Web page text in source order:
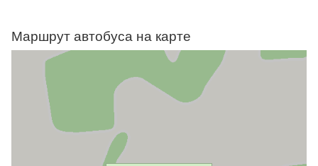
Маршрут автобуса на карте